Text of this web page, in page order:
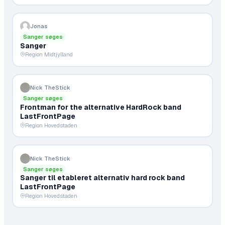
Jonas
Sanger søges
Sanger
Region Midtjylland
Nick TheStick
Sanger søges
Frontman for the alternative HardRock band
LastFrontPage
Region Hovedstaden
Nick TheStick
Sanger søges
Sanger til etableret alternativ hard rock band
LastFrontPage
Region Hovedstaden